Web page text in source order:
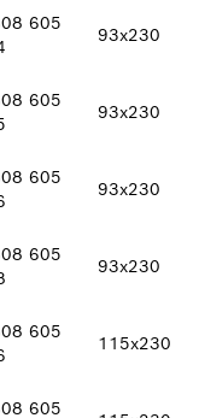
605
93x230
605
93x230
605
93x230
605
93x230
605
115x230
605